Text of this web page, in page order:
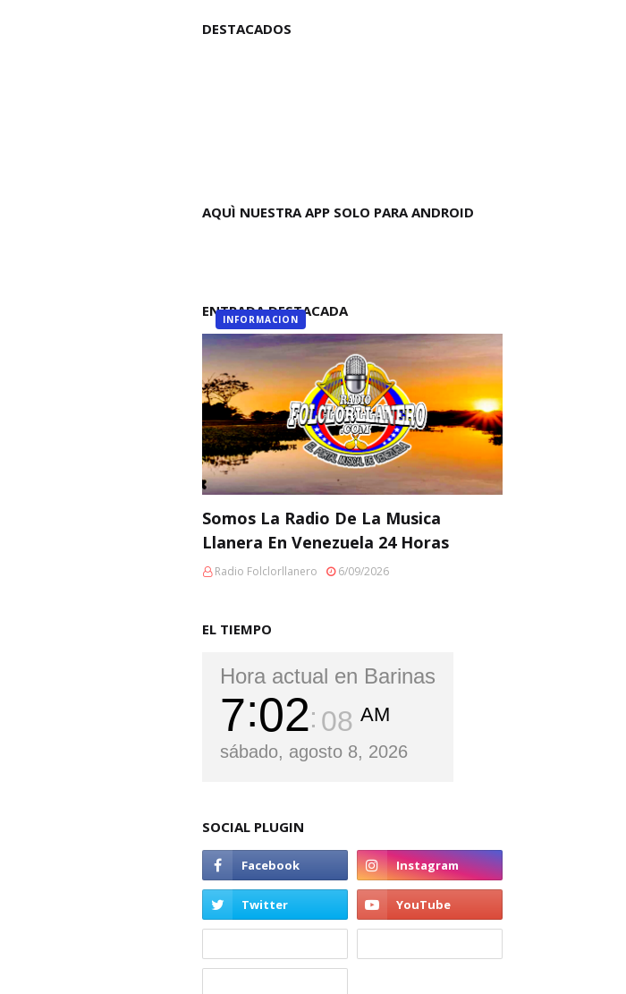
DESTACADOS
AQUÌ NUESTRA APP SOLO PARA ANDROID
ENTRADA DESTACADA
INFORMACION
Somos La Radio De La Musica
Llanera En Venezuela 24 Horas
Radio Folclorllanero 6/09/2026
EL TIEMPO
Hora actual en Barinas
7 02 09 AM
sábado, agosto 8, 2026
SOCIAL PLUGIN